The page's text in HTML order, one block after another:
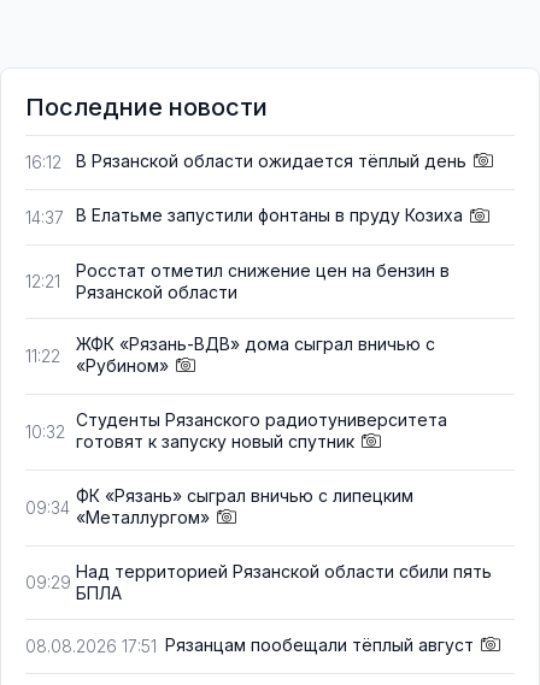
Последние новости
16:12 В Рязанской области ожидается тёплый день
14:37 В Елатьме запустили фонтаны в пруду Козиха
12:21
Росстат отметил снижение цен на бензин в
Рязанской области
11:22
ЖФК «Рязань-ВДВ» дома сыграл вничью с
«Рубином»
10:32
Студенты Рязанского радиотуниверситета
готовят к запуску новый спутник
09:34
ФК «Рязань» сыграл вничью с липецким
«Металлургом»
09:29
Над территорией Рязанской области сбили пять
БПЛА
08.08.2026 17:51 Рязанцам пообещали тёплый август